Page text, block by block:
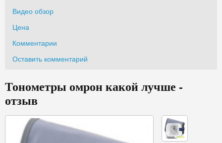
Видео обзор
Цена
Комментарии
Оставить комментарий
Тонометры омрон какой лучше -
отзыв